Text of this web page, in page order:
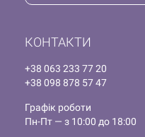
КОНТАКТИ
+38 063 233 77 20
+38 098 878 57 47
Графік роботи
Пн-Пт — з 10:00 до 18:00